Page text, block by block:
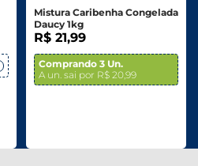
Mistura Caribenha Congelada
Daucy 1kg
R$ 21,99
Comprando 3 Un.
A un. sai por R$ 20,99